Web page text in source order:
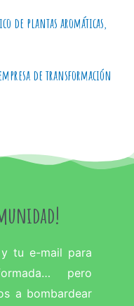
de plantas aromáticas,
de transformación
tu e-mail para
pero
a bombardear